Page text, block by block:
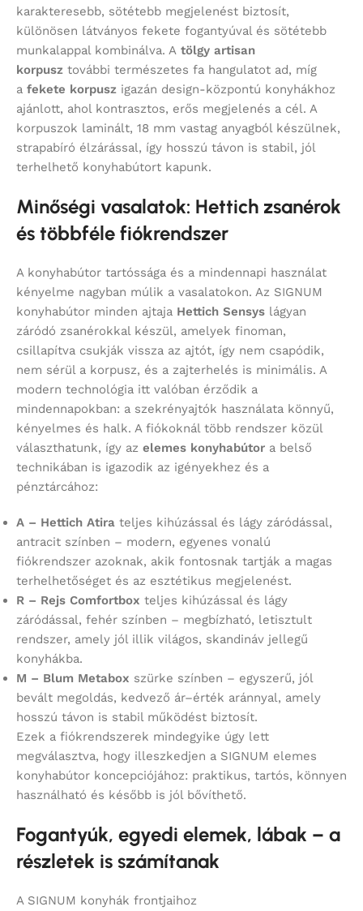
karakteresebb, sötétebb megjelenést biztosít,
különösen látványos fekete fogantyúval és sötétebb
munkalappal kombinálva. A tölgy artisan
korpusz további természetes fa hangulatot ad, míg
a fekete korpusz igazán design-központú konyhákhoz
ajánlott, ahol kontrasztos, erős megjelenés a cél. A
korpuszok laminált, 18 mm vastag anyagból készülnek,
strapabíró élzárással, így hosszú távon is stabil, jól
terhelhető konyhabútort kapunk.
Minőségi vasalatok: Hettich zsanérok
és többféle fiókrendszer
A konyhabútor tartóssága és a mindennapi használat
kényelme nagyban múlik a vasalatokon. Az SIGNUM
konyhabútor minden ajtaja Hettich Sensys lágyan
záródó zsanérokkal készül, amelyek finoman,
csillapítva csukják vissza az ajtót, így nem csapódik,
nem sérül a korpusz, és a zajterhelés is minimális. A
modern technológia itt valóban érződik a
mindennapokban: a szekrényajtók használata könnyű,
kényelmes és halk. A fiókoknál több rendszer közül
választhatunk, így az elemes konyhabútor a belső
technikában is igazodik az igényekhez és a
pénztárcához:
A – Hettich Atira teljes kihúzással és lágy záródással,
antracit színben – modern, egyenes vonalú
fiókrendszer azoknak, akik fontosnak tartják a magas
terhelhetőséget és az esztétikus megjelenést.
R – Rejs Comfortbox teljes kihúzással és lágy
záródással, fehér színben – megbízható, letisztult
rendszer, amely jól illik világos, skandináv jellegű
konyhákba.
M – Blum Metabox szürke színben – egyszerű, jól
bevált megoldás, kedvező ár–érték aránnyal, amely
hosszú távon is stabil működést biztosít.
Ezek a fiókrendszerek mindegyike úgy lett
megválasztva, hogy illeszkedjen a SIGNUM elemes
konyhabútor koncepciójához: praktikus, tartós, könnyen
használható és később is jól bővíthető.
Fogantyúk, egyedi elemek, lábak – a
részletek is számítanak
A SIGNUM konyhák frontjaihoz